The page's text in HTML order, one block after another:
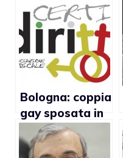
Bologna: coppia
gay sposata in
Spagna vuole
essere